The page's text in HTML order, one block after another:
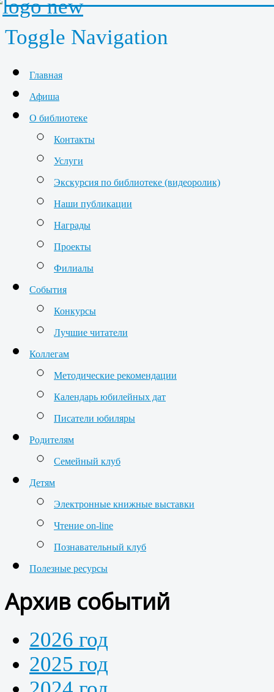
Toggle Navigation
Главная
Афиша
О библиотеке
Контакты
Услуги
Экскурсия по библиотеке (видеоролик)
Наши публикации
Награды
Проекты
Филиалы
События
Конкурсы
Лучшие читатели
Коллегам
Методические рекомендации
Календарь юбилейных дат
Писатели юбиляры
Родителям
Семейный клуб
Детям
Электронные книжные выставки
Чтение on-line
Познавательный клуб
Полезные ресурсы
Архив событий
2026 год
2025 год